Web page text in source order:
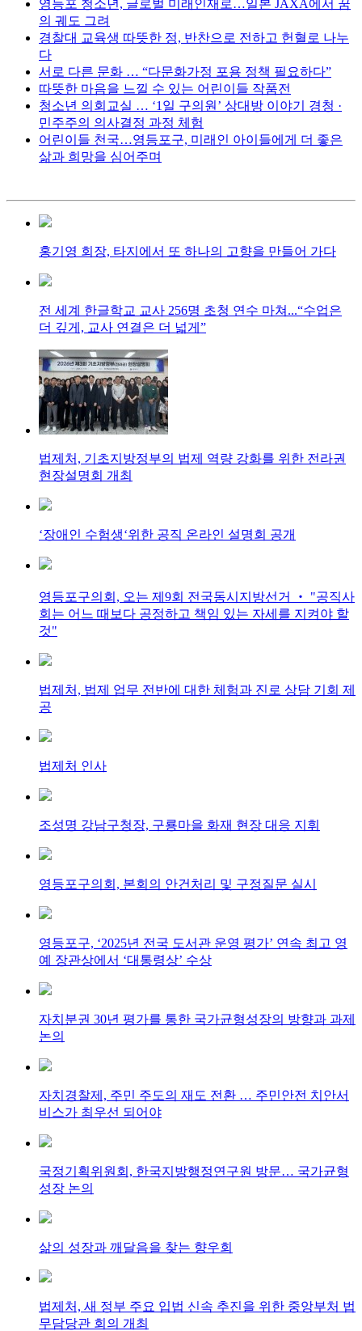
영등포 청소년, 글로벌 미래인재로…일본 JAXA에서 꿈
의 궤도 그려
경찰대 교육생 따뜻한 정, 반찬으로 전하고 헌혈로 나누
다
서로 다른 문화 … “다문화가정 포용 정책 필요하다”
따뜻한 마음을 느낄 수 있는 어린이들 작품전
청소년 의회교실 … ‘1일 구의원’ 상대방 이야기 경청 ·
민주주의 의사결정 과정 체험
어린이들 천국…영등포구, 미래인 아이들에게 더 좋은
삶과 희망을 심어주며
홍기영 회장, 타지에서 또 하나의 고향을 만들어 가다
전 세계 한글학교 교사 256명 초청 연수 마쳐...“수업은
더 깊게, 교사 연결은 더 넓게”
법제처, 기초지방정부의 법제 역량 강화를 위한 전라권
현장설명회 개최
‘장애인 수험생‘위한 공직 온라인 설명회 공개
영등포구의회, 오는 제9회 전국동시지방선거 ‧ "공직사
회는 어느 때보다 공정하고 책임 있는 자세를 지켜야 할
것"
법제처, 법제 업무 전반에 대한 체험과 진로 상담 기회 제
공
법제처 인사
조성명 강남구청장, 구룡마을 화재 현장 대응 지휘
영등포구의회, 본회의 안건처리 및 구정질문 실시
영등포구, ‘2025년 전국 도서관 운영 평가’ 연속 최고 영
예 장관상에서 ‘대통령상’ 수상
자치분권 30년 평가를 통한 국가균형성장의 방향과 과제
논의
자치경찰제, 주민 주도의 재도 전환 … 주민안전 치안서
비스가 최우선 되어야
국정기획위원회, 한국지방행정연구원 방문… 국가균형
성장 논의
삶의 성장과 깨달음을 찾는 향우회
법제처, 새 정부 주요 입법 신속 추진을 위한 중앙부처 법
무담당관 회의 개최